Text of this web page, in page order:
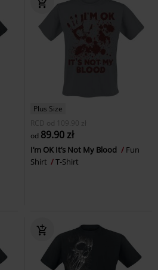
Plus Size
RCD
od 109.90 zł
od 89.90 zł
I’m OK It’s Not My Blood
Fun
Shirt
T-Shirt